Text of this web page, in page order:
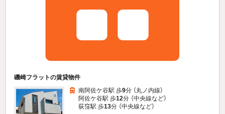
磯崎フラットの賃貸物件
南阿佐ケ谷駅 歩9分 （丸ノ内線）
阿佐ケ谷駅 歩12分 （中央線など）
荻窪駅 歩13分 （中央線など）